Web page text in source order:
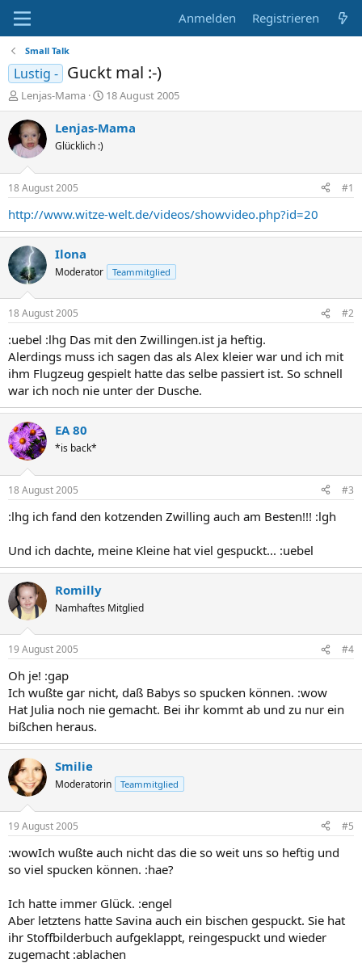
Anmelden Registrieren
Small Talk
Lustig - Guckt mal :-)
E
r
s
t
e
e
r
Lenjas-Mama
E
r
s
t
a
18 August 2005
Lenjas-Mama
Glücklich :)
18 August 2005 #1
http://www.witze-welt.de/videos/showvideo.php?id=20
Ilona
Moderator Teammitglied
18 August 2005 #2
:uebel :lhg Das mit den Zwillingen.ist ja heftig.
Alerdings muss ich sagen das als Alex kleier war und ich mit
ihm Flugzeug gespielt hatte das selbe passiert ist. So schnell
war ich noch nie unter der Dusche.
EA 80
*is back*
18 August 2005 #3
:lhg ich fand den kotzenden Zwilling auch am Besten!!! :lgh
Und ich dachte, meine Kleine hat viel gespuckt... :uebel
Romilly
Namhaftes Mitglied
19 August 2005 #4
Oh je! :gap
Ich wußte gar nicht, daß Babys so spucken können. :wow
Hat Julia noch nie gemacht. Bei ihr kommt ab und zu nur ein
bißchen heraus.
Smilie
Moderatorin Teammitglied
19 August 2005 #5
:wowIch wußte auch nicht das die so weit uns so heftig und
so viel spucken können. :hae?
Ich hatte immer Glück. :engel
Aber letztens hatte Savina auch ein bischen gespuckt. Sie hat
ihr Stoffbilderbuch aufgeklappt, reingespuckt und wieder
zugemacht :ablachen